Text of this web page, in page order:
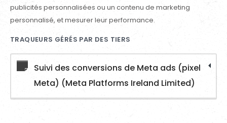
publicités personnalisées ou un contenu de marketing
personnalisé, et mesurer leur performance.
TRAQUEURS GÉRÉS PAR DES TIERS
Suivi des conversions de Meta ads (pixel
Meta) (Meta Platforms Ireland Limited)